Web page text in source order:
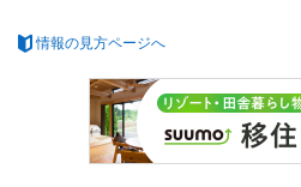
情報の見方ページへ